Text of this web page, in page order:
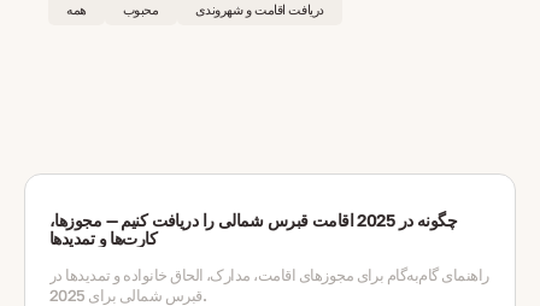
همه محبوب دریافت اقامت و شهروندی
چگونه در 2025 اقامت قبرس شمالی را دریافت کنیم — مجوزها،
کارت‌ها و تمدیدها
راهنمای گام‌به‌گام برای مجوزهای اقامت، مدارک، الحاق خانواده و تمدیدها در
قبرس شمالی برای 2025.